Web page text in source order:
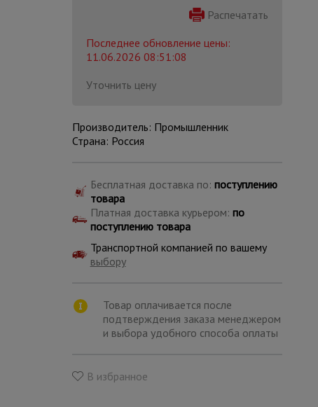
всех
товаров
Распечатать
Последнее обновление цены:
11.06.2026 08:51:08
Уточнить цену
Производитель: Промышленник
Страна: Россия
Бесплатная доставка по: поступлению
товара
Платная доставка курьером: по
поступлению товара
Транспортной компанией по вашему
выбору
Товар оплачивается после
подтверждения заказа менеджером
и выбора удобного способа оплаты
В избранное